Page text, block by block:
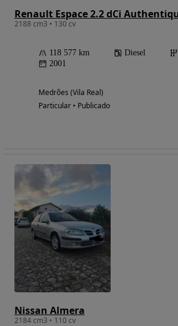
Renault Espace 2.2 dCi
2188 cm3 • 130 cv
118 577 km Diesel
2001
Medrões (Vila Real)
Particular • Publicado
Nissan Almera
2184 cm3 • 110 cv